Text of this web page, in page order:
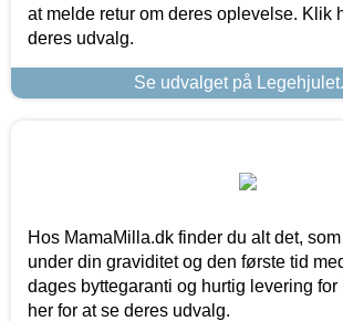
at melde retur om deres oplevelse. Klik
deres udvalg.
Se udvalget på
Hos MamaMilla.dk finder du alt det,
under din graviditet og den første tid
dages byttegaranti og hurtig levering for
her for at se deres udvalg.